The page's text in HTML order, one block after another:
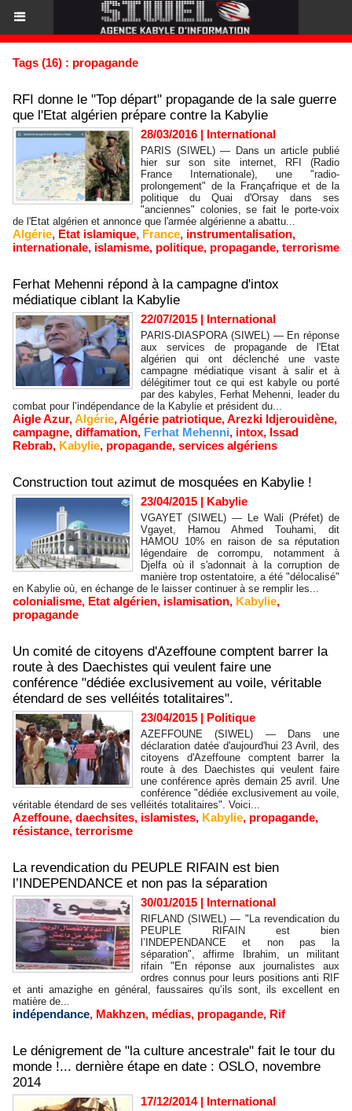
Tags (16) : propagande
RFI donne le "Top départ" propagande de la sale guerre
que l'Etat algérien prépare contre la Kabylie
28/03/2016 | International
PARIS (SIWEL) — Dans un article publié
hier sur son site internet, RFI (Radio
France Internationale), une "radio-
prolongement" de la Françafrique et de la
politique du Quai d'Orsay dans ses
"anciennes" colonies, se fait le porte-voix
de l'Etat algérien et annonce que l'armée algérienne a abattu...
Algérie, Etat islamique, France, instrumentalisation,
internationale, islamisme, politique, propagande, terrorisme
Ferhat Mehenni répond à la campagne d'intox
médiatique ciblant la Kabylie
22/07/2015 | International
PARIS-DIASPORA (SIWEL) — En réponse
aux services de propagande de l'Etat
algérien qui ont déclenché une vaste
campagne médiatique visant à salir et à
délégitimer tout ce qui est kabyle ou porté
par des kabyles, Ferhat Mehenni, leader du
combat pour l’indépendance de la Kabylie et président du...
Aigle Azur,Algérie,Algérie patriotique,Arezki Idjerouidène,
campagne, diffamation, Ferhat Mehenni, intox, Issad
Rebrab, Kabylie, propagande, services algériens
Construction tout azimut de mosquées en Kabylie !
23/04/2015 | Kabylie
VGAYET (SIWEL) — Le Wali (Préfet) de
Vgayet, Hamou Ahmed Touhami, dit
HAMOU 10% en raison de sa réputation
légendaire de corrompu, notamment à
Djelfa où il s'adonnait à la corruption de
manière trop ostentatoire, a été "délocalisé"
en Kabylie où, en échange de le laisser continuer à se remplir les...
colonialisme, Etat algérien, islamisation, Kabylie,
propagande
Un comité de citoyens d'Azeffoune comptent barrer la
route à des Daechistes qui veulent faire une
conférence "dédiée exclusivement au voile, véritable
étendard de ses velléités totalitaires".
23/04/2015 | Politique
AZEFFOUNE (SIWEL) — Dans une
déclaration datée d'aujourd'hui 23 Avril, des
citoyens d'Azeffoune comptent barrer la
route à des Daechistes qui veulent faire
une conférence après demain 25 avril. Une
conférence "dédiée exclusivement au voile,
véritable étendard de ses velléités totalitaires". Voici...
Azeffoune, daechsites, islamistes, Kabylie, propagande,
résistance, terrorisme
La revendication du PEUPLE RIFAIN est bien
l’INDEPENDANCE et non pas la séparation
30/01/2015 | International
RIFLAND (SIWEL) — "La revendication du
PEUPLE RIFAIN est bien
l’INDEPENDANCE et non pas la
séparation", affirme Ibrahim, un militant
rifain "En réponse aux journalistes aux
ordres connus pour leurs positions anti RIF
et anti amazighe en général, faussaires qu’ils sont, ils excellent en
matière de...
indépendance, Makhzen, médias, propagande, Rif
Le dénigrement de "la culture ancestrale" fait le tour du
monde !... dernière étape en date : OSLO, novembre
2014
17/12/2014| International